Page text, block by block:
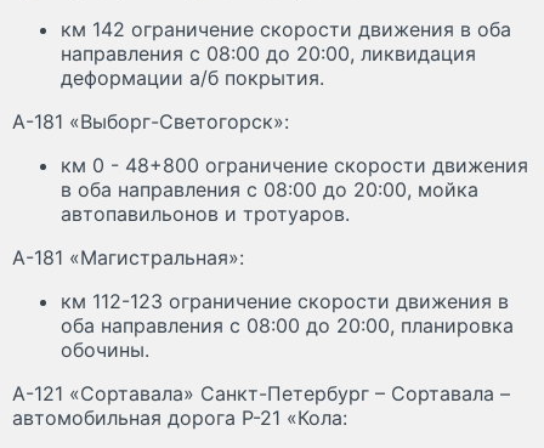
км 142 ограничение скорости движения в оба
направления с 08:00 до 20:00, ликвидация
деформации а/б покрытия.
А-181 «Выборг-Светогорск»:
км 0 - 48+800 ограничение скорости движения
в оба направления с 08:00 до 20:00, мойка
автопавильонов и тротуаров.
А-181 «Магистральная»:
км 112-123 ограничение скорости движения в
оба направления с 08:00 до 20:00, планировка
обочины.
А-121 «Сортавала» Санкт-Петербург – Сортавала –
автомобильная дорога Р-21 «Кола: